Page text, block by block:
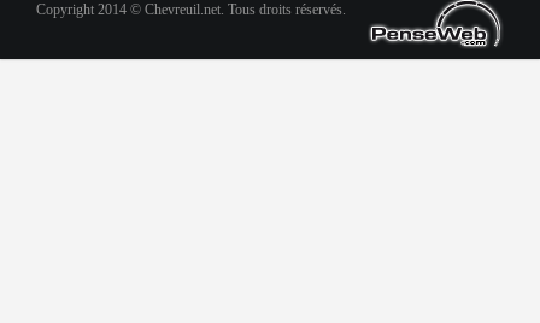
Copyright 2014 © Chevreuil.net. Tous droits réservés.